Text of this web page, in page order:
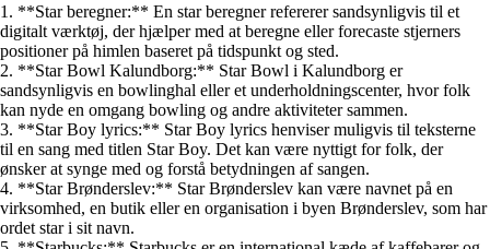
1. **Star beregner:** En star beregner refererer sandsynligvis til et
digitalt værktøj, der hjælper med at beregne eller forecaste stjerners
positioner på himlen baseret på tidspunkt og sted.
2. **Star Bowl Kalundborg:** Star Bowl i Kalundborg er
sandsynligvis en bowlinghal eller et underholdningscenter, hvor folk
kan nyde en omgang bowling og andre aktiviteter sammen.
3. **Star Boy lyrics:** Star Boy lyrics henviser muligvis til teksterne
til en sang med titlen Star Boy. Det kan være nyttigt for folk, der
ønsker at synge med og forstå betydningen af sangen.
4. **Star Brønderslev:** Star Brønderslev kan være navnet på en
virksomhed, en butik eller en organisation i byen Brønderslev, som har
ordet star i sit navn.